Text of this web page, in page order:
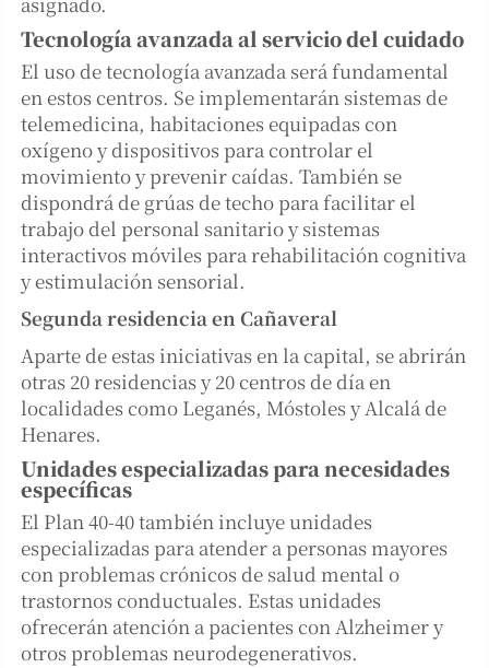
Tecnología avanzada al servicio del cuidado
El uso de tecnología avanzada será fundamental
en estos centros. Se implementarán sistemas de
telemedicina, habitaciones equipadas con
oxígeno y dispositivos para controlar el
movimiento y prevenir caídas. También se
dispondrá de grúas de techo para facilitar el
trabajo del personal sanitario y sistemas
interactivos móviles para rehabilitación cognitiva
y estimulación sensorial.
Segunda residencia en Cañaveral
Aparte de estas iniciativas en la capital, se abrirán
otras 20 residencias y 20 centros de día en
localidades como Leganés, Móstoles y Alcalá de
Henares.
Unidades especializadas para necesidades
específicas
El Plan 40-40 también incluye unidades
especializadas para atender a personas mayores
con problemas crónicos de salud mental o
trastornos conductuales. Estas unidades
ofrecerán atención a pacientes con Alzheimer y
otros problemas neurodegenerativos.